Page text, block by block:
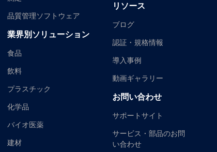
品質管理ソフトウェア
業界別ソリューション
食品
飲料
プラスチック
化学品
バイオ医薬
建材
リソース
ブログ
認証・規格情報
導入事例
動画ギャラリー
お問い合わせ
サポートサイト
サービス・部品のお問
い合わせ